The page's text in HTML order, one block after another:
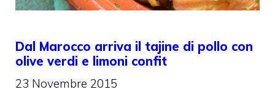
Dal Marocco arriva il tajine di pollo con
olive verdi e limoni confit
23 Novembre 2015